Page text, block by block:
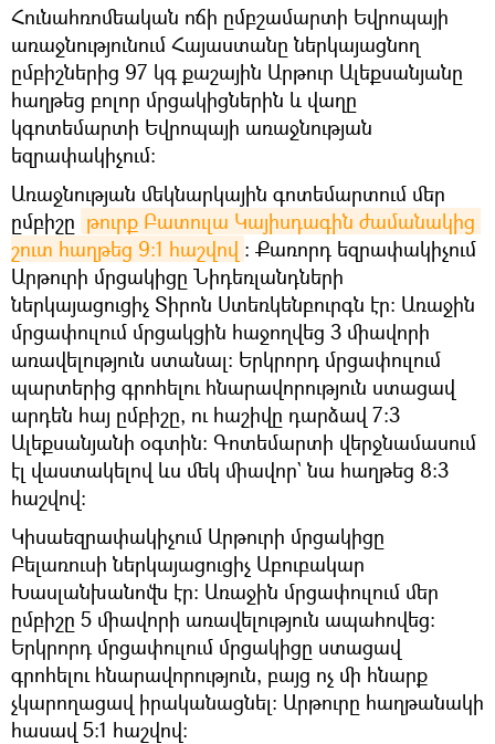
Հունահռոմեական ոճի ըմբշամարտի Եվրոպայի
առաջնությունում Հայաստանը ներկայացնող
ըմբիշներից 97 կգ քաշային Արթուր Ալեքսանյանը
հաղթեց բոլոր մրցակիցներին և վաղը
կգոտեմարտի Եվրոպայի առաջնության
եզրափակիչում։
Առաջնության մեկնարկային գոտեմարտում մեր
ըմբիշը թուրք Բատուլա Կայիսդագին ժամանակից
շուտ հաղթեց 9։1 հաշվով ։ Քառորդ եզրափակիչում
Արթուրի մրցակիցը Նիդեռլանդների
ներկայացուցիչ Տիրոն Ստեռկենբուրգն էր։ Առաջին
մրցափուլում մրցակցին հաջողվեց 3 միավորի
առավելություն ստանալ։ Երկրորդ մրցափուլում
պարտերից գրոհելու հնարավորություն ստացավ
արդեն հայ ըմբիշը, ու հաշիվը դարձավ 7։3
Ալեքսանյանի օգտին։ Գոտեմարտի վերջնամասում
էլ վաստակելով ևս մեկ միավոր` նա հաղթեց 8։3
հաշվով։
Կիսաեզրափակիչում Արթուրի մրցակիցը
Բելառուսի ներկայացուցիչ Աբուբակար
Խասլանխանովն էր։ Առաջին մրցափուլում մեր
ըմբիշը 5 միավորի առավելություն ապահովեց։
Երկրորդ մրցափուլում մրցակիցը ստացավ
գրոհելու հնարավորություն, բայց ոչ մի հնարք
չկարողացավ իրականացնել։ Արթուրը հաղթանակի
հասավ 5։1 հաշվով։